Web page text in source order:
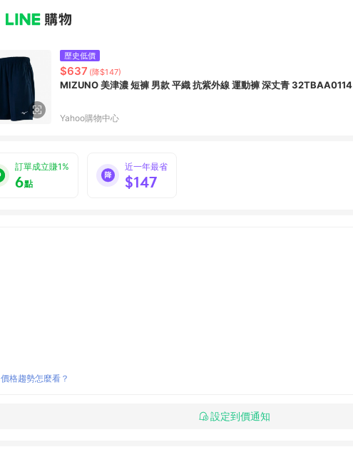
歷史低價
$637 (降$147)
MIZUNO 美津濃 短褲 男款 平織 抗紫外線 運動褲 深丈青 32TBAA0114
Yahoo購物中心
訂單成立賺1%
6點
近一年最省
$147
價格趨勢怎麼看？
設定到價通知